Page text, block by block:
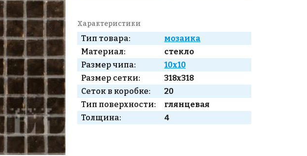
Характеристики
Тип товара:
мозаика
Материал:
стекло
Размер чипа:
10x10
Размер сетки:
318x318
Сеток в коробке:
20
Тип поверхности:
глянцевая
Толщина:
4